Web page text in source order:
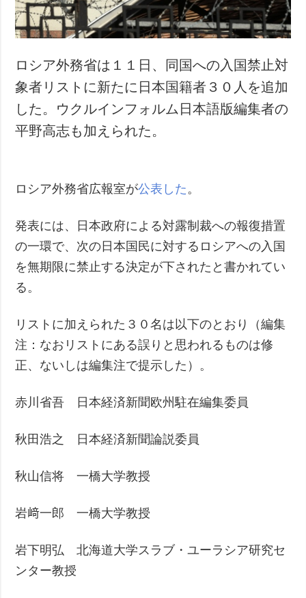
追加
特集
インタビュー
写真
動画
サービス
購読
フォトバンク
ロシア外務省は１１日、同国への入国禁止対
象者リストに新たに日本国籍者３０人を追加
した。ウクルインフォルム日本語版編集者の
平野高志も加えられた。
ロシア外務省広報室が公表した 。
発表には、日本政府による対露制裁への報復措置
の一環で、次の日本国民に対するロシアへの入国
を無期限に禁止する決定が下されたと書かれてい
る。
リストに加えられた３０名は以下のとおり（編集
注：なおリストにある誤りと思われるものは修
正、ないしは編集注で提示した）。
赤川省吾 日本経済新聞欧州駐在編集委員
秋田浩之 日本経済新聞論説委員
秋山信将 一橋大学教授
岩﨑一郎 一橋大学教授
岩下明弘 北海道大学スラブ・ユーラシア研究セ
ンター教授